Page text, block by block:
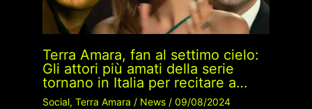
Terra Amara, fan al settimo cielo:
Gli attori più amati della serie
tornano in Italia per recitare a…
Social, Terra Amara / News/ 09/08/2024